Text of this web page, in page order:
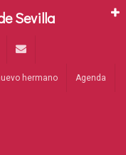
hermano Agenda
Sevilla